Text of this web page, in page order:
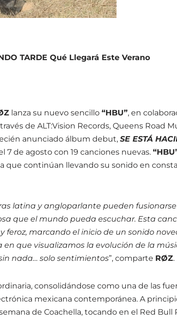
TARDE Qué Llegará Este Verano
lanza su nuevo sencillo “HBU”, en
través de ALT:Vision Records, Queens Road
anunciado álbum debut, SE ESTÁ
7 de agosto con 19 canciones nuevas.
que continúan llevando su sonido en
latina y angloparlante pueden
que el mundo pueda escuchar. Esta
marcando el inicio de un sonido
que visualizamos la evolución de la
nada… solo sentimientos”, comparte RØZ.
consolidándose como una de las
mexicana contemporánea. A
de Coachella, tocando en el Red Bull